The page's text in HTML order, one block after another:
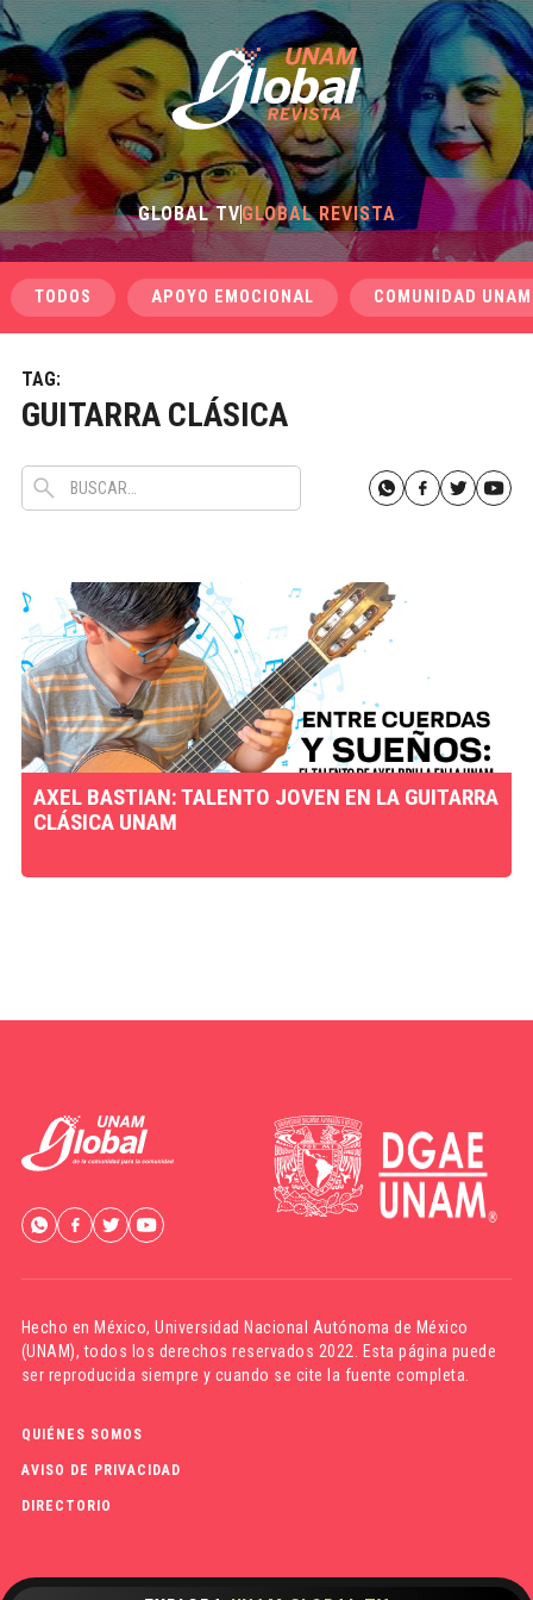
GLOBAL TVGLOBAL REVISTA
TODOS APOYO EMOCIONAL COMUNIDAD UNAM
TAG:
GUITARRA CLÁSICA
AXEL BASTIAN: TALENTO JOVEN EN LA GUITARRA
CLÁSICA UNAM
Hecho en México,Universidad Nacional Autónoma de México
(UNAM), todos los derechos reservados 2022. Esta página puede
ser reproducida siempre y cuando se cite la fuente completa.
QUIÉNES SOMOS
AVISO DE PRIVACIDAD
DIRECTORIO